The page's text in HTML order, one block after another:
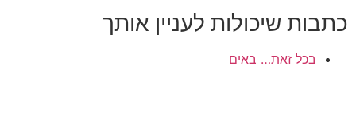
כתבות שיכולות לעניין אותך
בכל זאת… באים